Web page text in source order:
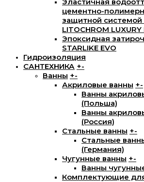
цементно-
защитной
LITOCHROM
Эпоксидная
STARLIKE EVO
Гидроизоляция
САНТЕХНИКА +-
Ванны +-
Акриловые ванны +-
Ванны
(Польша)
Ванны
(Россия)
Стальные ванны +-
Стальные
(Германия)
Чугунные ванны +-
Ванны
Комплектующие